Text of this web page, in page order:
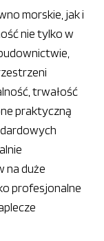
morskie, jak i
nie tylko w
trwałość
praktyczną
na duże
profesjonalne